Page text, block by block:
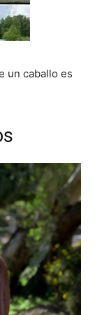
un caballo es